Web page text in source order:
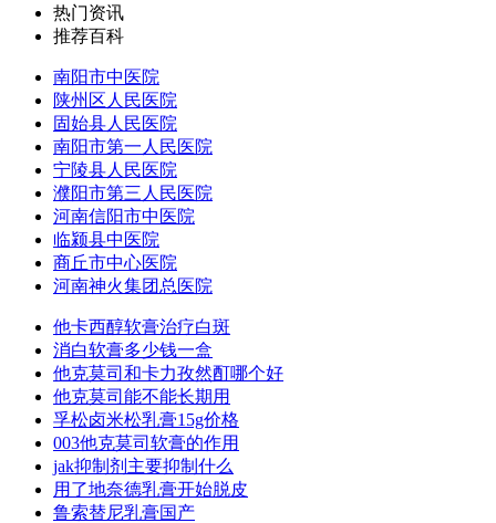
热门资讯
推荐百科
南阳市中医院
陕州区人民医院
固始县人民医院
南阳市第一人民医院
宁陵县人民医院
濮阳市第三人民医院
河南信阳市中医院
临颍县中医院
商丘市中心医院
河南神火集团总医院
他卡西醇软膏治疗白斑
消白软膏多少钱一盒
他克莫司和卡力孜然酊哪个好
他克莫司能不能长期用
孚松卤米松乳膏15g价格
003他克莫司软膏的作用
jak抑制剂主要抑制什么
用了地奈德乳膏开始脱皮
鲁索替尼乳膏国产